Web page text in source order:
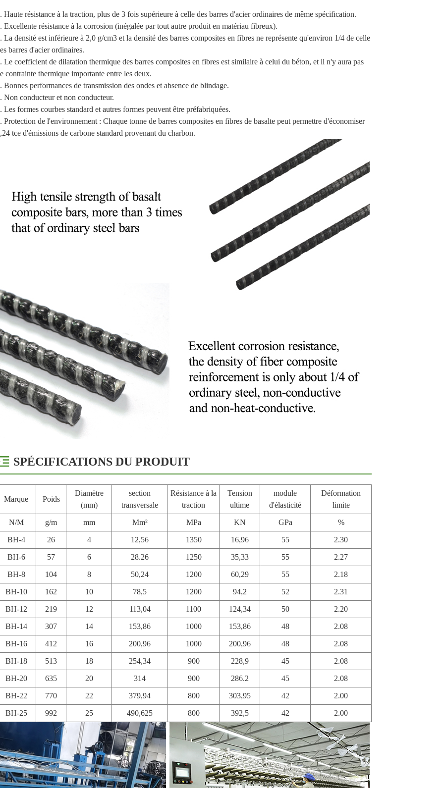
Haute résistance à la traction, plus de 3 fois supérieure à celle des barres d'acier ordinaires de même spécification.
Excellente résistance à la corrosion (inégalée par tout autre produit en matériau fibreux).
La densité est inférieure à 2,0 g/cm3 et la densité des barres composites en fibres ne représente qu'environ 1/4 de celle
barres d'acier ordinaires.
Le coefficient de dilatation thermique des barres composites en fibres est similaire à celui du béton, et il n'y aura pas
contrainte thermique importante entre les deux.
Bonnes performances de transmission des ondes et absence de blindage.
Non conducteur et non conducteur.
Les formes courbes standard et autres formes peuvent être préfabriquées.
Protection de l'environnement : Chaque tonne de barres composites en fibres de basalte peut permettre d'économiser
tce d'émissions de carbone standard provenant du charbon.
SPÉCIFICATIONS DU PRODUIT
Marque Poids
Diamètre
(mm)
section
transversale
Résistance à la
traction
Tension
ultime
module
d'élasticité
Déformation
limite
N/M g/m mm Mm² MPa KN GPa %
BH-4 26 4 12,56 1350 16,96 55 2.30
BH-6 57 6 28.26 1250 35,33 55 2.27
BH-8 104 8 50,24 1200 60,29 55 2.18
BH-10 162 10 78,5 1200 94,2 52 2.31
BH-12 219 12 113,04 1100 124,34 50 2.20
BH-14 307 14 153,86 1000 153,86 48 2.08
BH-16 412 16 200,96 1000 200,96 48 2.08
BH-18 513 18 254,34 900 228,9 45 2.08
BH-20 635 20 314 900 286.2 45 2.08
BH-22 770 22 379,94 800 303,95 42 2.00
BH-25 992 25 490,625 800 392,5 42 2.00